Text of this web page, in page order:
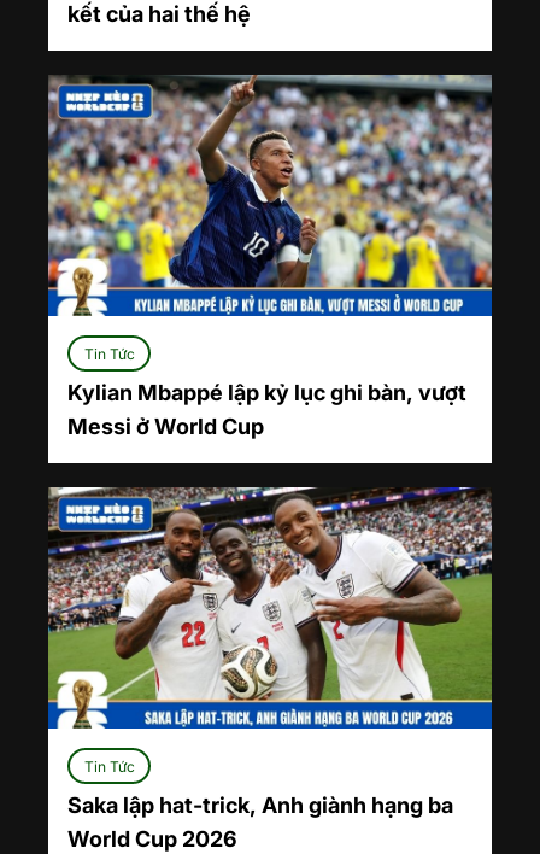
kết của hai thế hệ
Tin Tức
Kylian Mbappé lập kỷ lục ghi bàn, vượt
Messi ở World Cup
Tin Tức
Saka lập hat-trick, Anh giành hạng ba
World Cup 2026